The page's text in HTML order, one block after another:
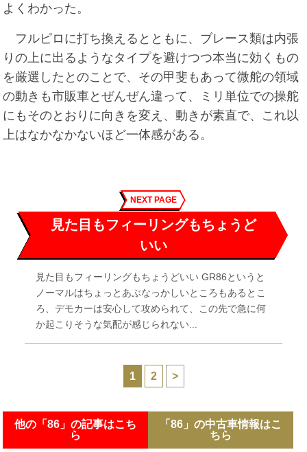
よくわかった。
フルピロに打ち換えるとともに、ブレース類は内張
りの上に出るようなタイプを避けつつ本当に効くもの
を厳選したとのことで、その甲斐もあって微舵の領域
の動きも市販車とぜんぜん違って、ミリ単位での操舵
にもそのとおりに向きを変え、動きが素直で、これ以
上はなかなかないほど一体感がある。
NEXT PAGE
見た目もフィーリングもちょうど
いい
見た目もフィーリングもちょうどいい GR86というと
ノーマルはちょっとあぶなっかしいところもあるとこ
ろ、デモカーは安心して攻められて、この先で急に何
か起こりそうな気配が感じられない...
1 2 >
他の「86」の記事はこち
ら
「86」の中古車情報はこ
ちら